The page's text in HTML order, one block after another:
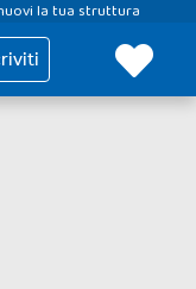
la tua struttura